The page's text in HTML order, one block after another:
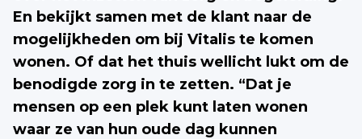
En bekijkt samen met de klant naar de
mogelijkheden om bij Vitalis te komen
wonen. Of dat het thuis wellicht lukt om de
benodigde zorg in te zetten. “Dat je
mensen op een plek kunt laten wonen
waar ze van hun oude dag kunnen